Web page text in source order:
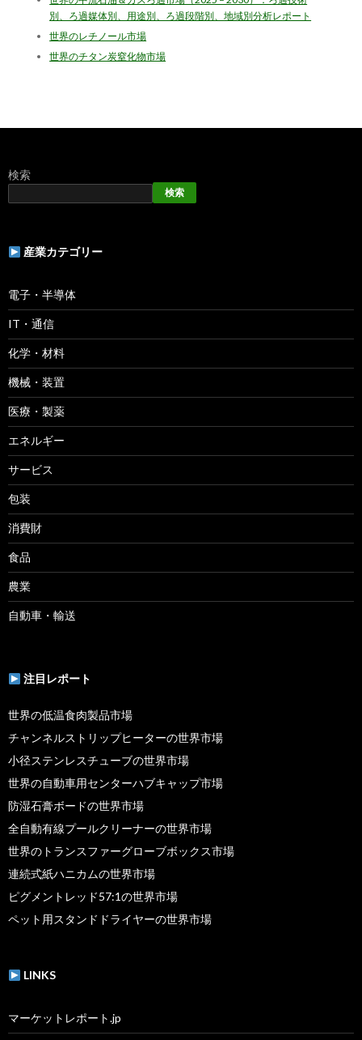
別、ろ過媒体別、用途別、ろ過段階別、地域別分析レポート
世界のレチノール市場
世界のチタン炭窒化物市場
検索
検索
産業カテゴリー
電子・半導体
IT・通信
化学・材料
機械・装置
医療・製薬
エネルギー
サービス
包装
消費財
食品
農業
自動車・輸送
注目レポート
世界の低温食肉製品市場
チャンネルストリップヒーターの世界市場
小径ステンレスチューブの世界市場
世界の自動車用センターハブキャップ市場
防湿石膏ボードの世界市場
全自動有線プールクリーナーの世界市場
世界のトランスファーグローブボックス市場
連続式紙ハニカムの世界市場
ピグメントレッド57:1の世界市場
ペット用スタンドドライヤーの世界市場
LINKS
マーケットレポート.jp